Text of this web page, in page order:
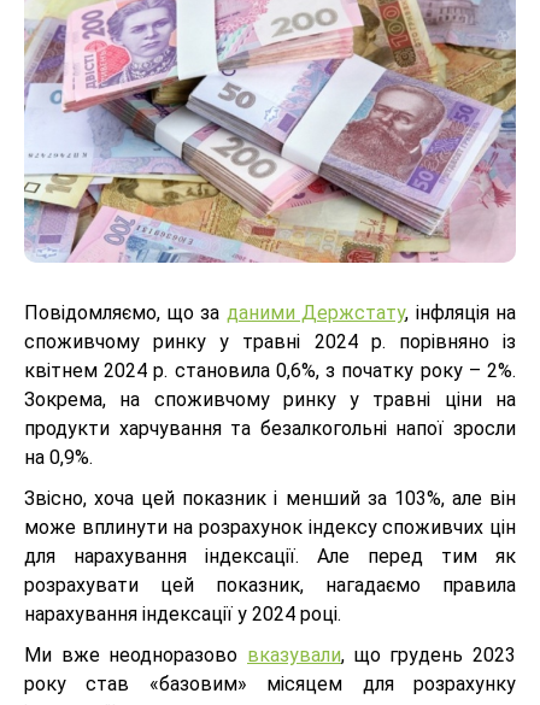
Повідомляємо, що за даними Держстату, інфляція на
споживчому ринку у травні 2024 р. порівняно із
квітнем 2024 р. становила 0,6%, з початку року – 2%.
Зокрема, на споживчому ринку у травні ціни на
продукти харчування та безалкогольні напої зросли
на 0,9%.
Звісно, хоча цей показник і менший за 103%, але він
може вплинути на розрахунок індексу споживчих цін
для нарахування індексації. Але перед тим як
розрахувати цей показник, нагадаємо правила
нарахування індексації у 2024 році.
Ми вже неодноразово вказували, що грудень 2023
року став «базовим» місяцем для розрахунку